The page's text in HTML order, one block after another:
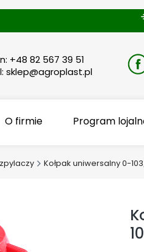
+48 82 567 39 51
sklep@agroplast.pl
O firmie Program
Kołpak uniwersalny 0-